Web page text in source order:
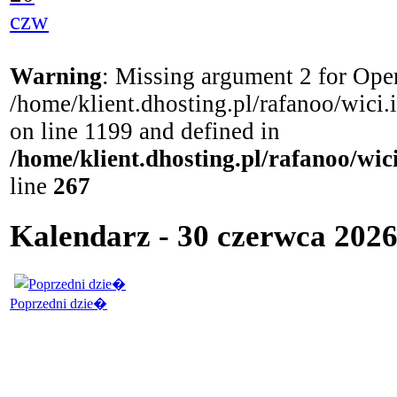
czw
Warning: Missing argument 2 for
/home/klient.dhosting.pl/rafanoo/
on line 1199 and defined in
/home/klient.dhosting.pl/rafanoo/
line 267
Kalendarz - 30 czerwca
Poprzedni dzie�